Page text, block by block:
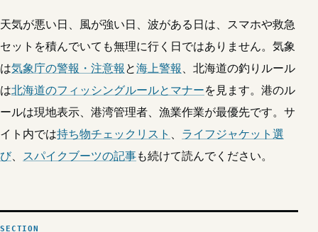
天気が悪い日、風が強い日、波がある日は、スマホや救急
セットを積んでいても無理に行く日ではありません。気象
は気象庁の警報・注意報と海上警報、北海道の釣りルール
は北海道のフィッシングルールとマナーを見ます。港のル
ールは現地表示、港湾管理者、漁業作業が最優先です。サ
イト内では持ち物チェックリスト 、 ライフジャケット選
び、 スパイクブーツの記事も続けて読んでください。